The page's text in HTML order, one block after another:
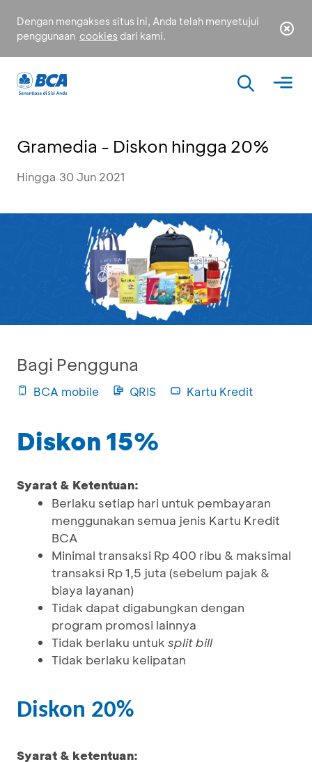
Dengan mengakses situs ini, Anda telah menyetujui
penggunaan cookies dari kami.
Gramedia - Diskon hingga 20%
Hingga 30 Jun 2021
Bagi Pengguna
BCA mobile QRIS Kartu Kredit
Diskon 15%
Syarat & Ketentuan:
Berlaku setiap hari untuk pembayaran
menggunakan semua jenis Kartu Kredit
BCA
Minimal transaksi Rp 400 ribu & maksimal
transaksi Rp 1,5 juta (sebelum pajak &
biaya layanan)
Tidak dapat digabungkan dengan
program promosi lainnya
Tidak berlaku untuk split bill
Tidak berlaku kelipatan
Diskon 20%
Syarat & ketentuan: